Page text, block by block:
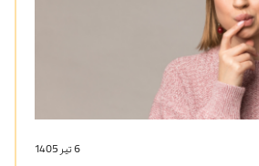
6 تیر 1405